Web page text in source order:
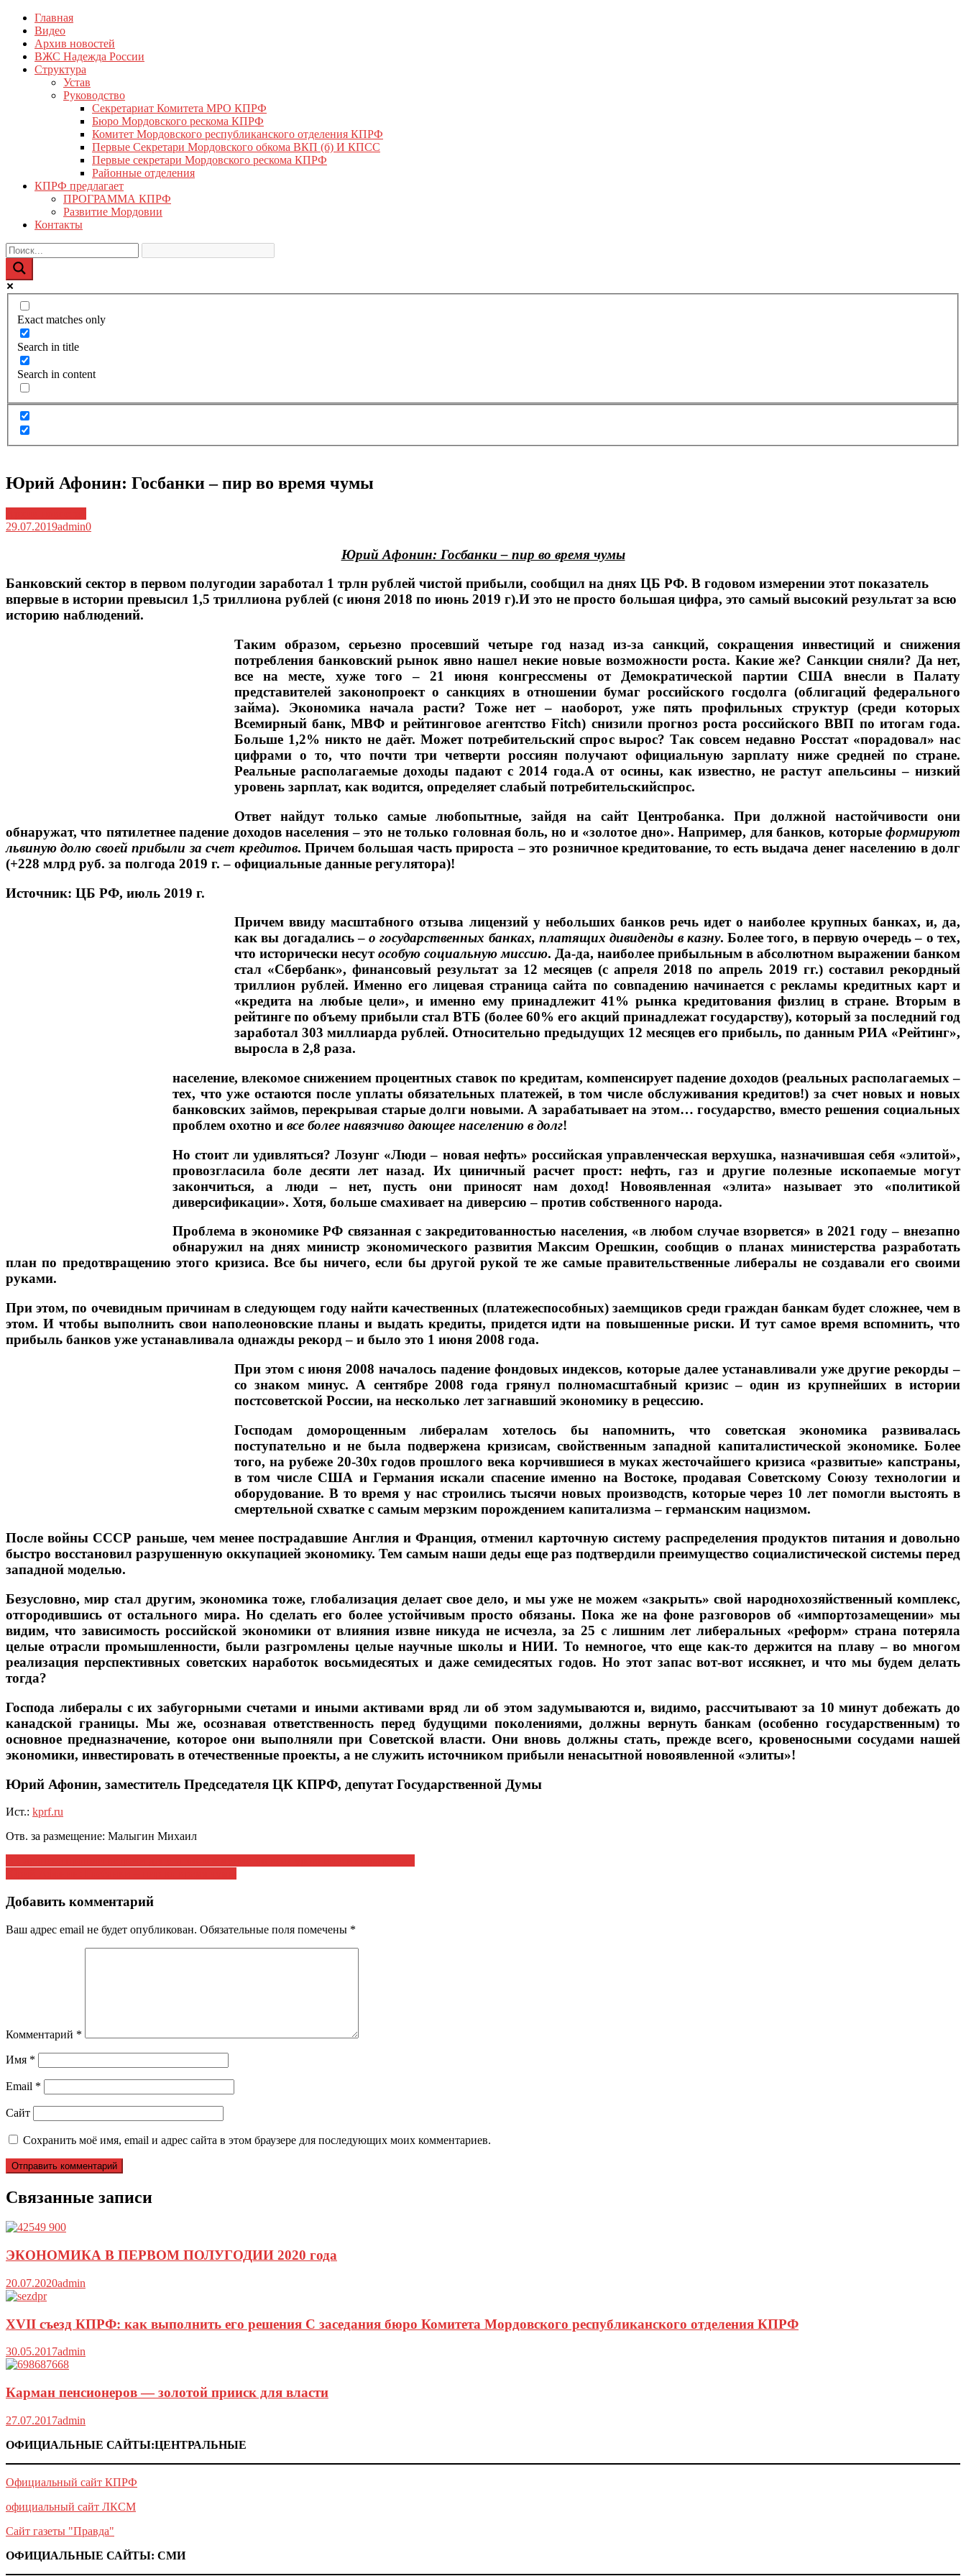
Перейти
содержимому
КПРФ Мордовия
Мордовское Региональное отделение КПРФ
Главная
Видео
Архив новостей
ВЖС Надежда России
Структура
Устав
Руководство
Секретариат Комитета МРО КПРФ
Бюро Мордовского рескома КПРФ
Комитет Мордовского республиканского отделения КПРФ
Первые Секретари Мордовского обкома ВКП (б) И КПСС
Первые секретари Мордовского рескома КПРФ
Районные отделения
КПРФ предлагает
ПРОГРАММА КПРФ
Развитие Мордовии
Контакты
Exact matches only
Search in title
Search in content
Юрий Афонин: Госбанки – пир во время чумы
29.07.2019admin0
Юрий Афонин: Госбанки – пир во время чумы
Банковский сектор в первом полугодии заработал 1 трлн рублей чистой прибыли, сообщил на днях ЦБ РФ. В годовом измерении этот показатель
впервые в истории превысил 1,5 триллиона рублей (с июня 2018 по июнь 2019 г).И это не просто большая цифра, это самый высокий результат за всю
историю наблюдений.
Таким образом, серьезно просевший четыре год назад из-за санкций, сокращения инвестиций и снижения
потребления банковский рынок явно нашел некие новые возможности роста. Какие же? Санкции сняли? Да нет,
все на месте, хуже того – 21 июня конгрессмены от Демократической партии США внесли в Палату
представителей законопроект о санкциях в отношении бумаг российского госдолга (облигаций федерального
займа). Экономика начала расти? Тоже нет – наоборот, уже пять профильных структур (среди которых
Всемирный банк, МВФ и рейтинговое агентство Fitch) снизили прогноз роста российского ВВП по итогам года.
Больше 1,2% никто не даёт. Может потребительский спрос вырос? Так совсем недавно Росстат «порадовал» нас
цифрами о то, что почти три четверти россиян получают официальную зарплату ниже средней по стране.
Реальные располагаемые доходы падают с 2014 года.А от осины, как известно, не растут апельсины – низкий
уровень зарплат, как водится, определяет слабый потребительскийспрос.
Ответ найдут только самые любопытные, зайдя на сайт Центробанка. При должной настойчивости они
обнаружат, что пятилетнее падение доходов населения – это не только головная боль, но и «золотое дно». Например, для банков, которые формируют
львиную долю своей прибыли за счет кредитов. Причем большая часть прироста – это розничное кредитование, то есть выдача денег населению в долг
(+228 млрд руб. за полгода 2019 г. – официальные данные регулятора)!
Источник: ЦБ РФ, июль 2019 г.
Причем ввиду масштабного отзыва лицензий у небольших банков речь идет о наиболее крупных банках, и, да,
как вы догадались –о государственных банках, платящих дивиденды в казну. Более того, в первую очередь – о тех,
что исторически несутособую социальную миссию. Да-да, наиболее прибыльным в абсолютном выражении банком
стал «Сбербанк», финансовый результат за 12 месяцев (с апреля 2018 по апрель 2019 гг.) составил рекордный
триллион рублей. Именно его лицевая страница сайта по совпадению начинается с рекламы кредитных карт и
«кредита на любые цели», и именно ему принадлежит 41% рынка кредитования физлиц в стране. Вторым в
рейтинге по объему прибыли стал ВТБ (более 60% его акций принадлежат государству), который за последний год
заработал 303 миллиарда рублей. Относительно предыдущих 12 месяцев его прибыль, по данным РИА «Рейтинг»,
выросла в 2,8 раза.
население, влекомое снижением процентных ставок по кредитам, компенсирует падение доходов (реальных располагаемых –
тех, что уже остаются после уплаты обязательных платежей, в том числе обслуживания кредитов!) за счет новых и новых
банковских займов, перекрывая старые долги новыми. А зарабатывает на этом… государство, вместо решения социальных
проблем охотно и все более навязчиво дающее населению в долг!
Но стоит ли удивляться? Лозунг «Люди – новая нефть» российская управленческая верхушка, назначившая себя «элитой»,
провозгласила боле десяти лет назад. Их циничный расчет прост: нефть, газ и другие полезные ископаемые могут
закончиться, а люди – нет, пусть они приносят нам доход! Новоявленная «элита» называет это «политикой
диверсификации». Хотя, больше смахивает на диверсию – против собственного народа.
Проблема в экономике РФ связанная с закредитованностью населения, «в любом случае взорвется» в 2021 году – внезапно
обнаружил на днях министр экономического развития Максим Орешкин, сообщив о планах министерства разработать
план по предотвращению этого кризиса. Все бы ничего, если бы другой рукой те же самые правительственные либералы не создавали его своими
руками.
При этом, по очевидным причинам в следующем году найти качественных (платежеспособных) заемщиков среди граждан банкам будет сложнее, чем в
этом. И чтобы выполнить свои наполеоновские планы и выдать кредиты, придется идти на повышенные риски. И тут самое время вспомнить, что
прибыль банков уже устанавливала однажды рекорд – и было это 1 июня 2008 года.
При этом с июня 2008 началось падение фондовых индексов, которые далее устанавливали уже другие рекорды –
со знаком минус. А сентябре 2008 года грянул полномасштабный кризис – один из крупнейших в истории
постсоветской России, на несколько лет загнавший экономику в рецессию.
Господам доморощенным либералам хотелось бы напомнить, что советская экономика развивалась
поступательно и не была подвержена кризисам, свойственным западной капиталистической экономике. Более
того, на рубеже 20-30х годов прошлого века корчившиеся в муках жесточайшего кризиса «развитые» капстраны,
в том числе США и Германия искали спасение именно на Востоке, продавая Советскому Союзу технологии и
оборудование. В то время у нас строились тысячи новых производств, которые через 10 лет помогли выстоять в
смертельной схватке с самым мерзким порождением капитализма – германским нацизмом.
После войны СССР раньше, чем менее пострадавшие Англия и Франция, отменил карточную систему распределения продуктов питания и довольно
быстро восстановил разрушенную оккупацией экономику. Тем самым наши деды еще раз подтвердили преимущество социалистической системы перед
западной моделью.
Безусловно, мир стал другим, экономика тоже, глобализация делает свое дело, и мы уже не можем «закрыть» свой народнохозяйственный комплекс,
отгородившись от остального мира. Но сделать его более устойчивым просто обязаны. Пока же на фоне разговоров об «импортозамещении» мы
видим, что зависимость российской экономики от влияния извне никуда не исчезла, за 25 с лишним лет либеральных «реформ» страна потеряла
целые отрасли промышленности, были разгромлены целые научные школы и НИИ. То немногое, что еще как-то держится на плаву – во многом
реализация перспективных советских наработок восьмидесятых и даже семидесятых годов. Но этот запас вот-вот иссякнет, и что мы будем делать
тогда?
Господа либералы с их забугорными счетами и иными активами вряд ли об этом задумываются и, видимо, рассчитывают за 10 минут добежать до
канадской границы. Мы же, осознавая ответственность перед будущими поколениями, должны вернуть банкам (особенно государственным) то
основное предназначение, которое они выполняли при Советской власти. Они вновь должны стать, прежде всего, кровеносными сосудами нашей
экономики, инвестировать в отечественные проекты, а не служить источником прибыли ненасытной новоявленной «элиты»!
Юрий Афонин, заместитель Председателя ЦК КПРФ, депутат Государственной Думы
Ист.: kprf.ru
Отв. за размещение: Малыгин Михаил
Навигация
по
записям
Добавить комментарий
Ваш адрес email не будет опубликован. Обязательные поля помечены *
Комментарий *
Имя *
Email *
Сайт
Сохранить моё имя, email и адрес сайта в этом браузере для последующих моих комментариев.
Связанные записи
ЭКОНОМИКА В ПЕРВОМ ПОЛУГОДИИ 2020 года
20.07.2020admin
XVII съезд КПРФ: как выполнить его решения С заседания бюро Комитета Мордовского республиканского отделения КПРФ
30.05.2017admin
Карман пенсионеров — золотой прииск для власти
27.07.2017admin
ОФИЦИАЛЬНЫЕ САЙТЫ:ЦЕНТРАЛЬНЫЕ
Официальный сайт КПРФ
официальный сайт ЛКСМ
Сайт газеты "Правда"
ОФИЦИАЛЬНЫЕ САЙТЫ: СМИ